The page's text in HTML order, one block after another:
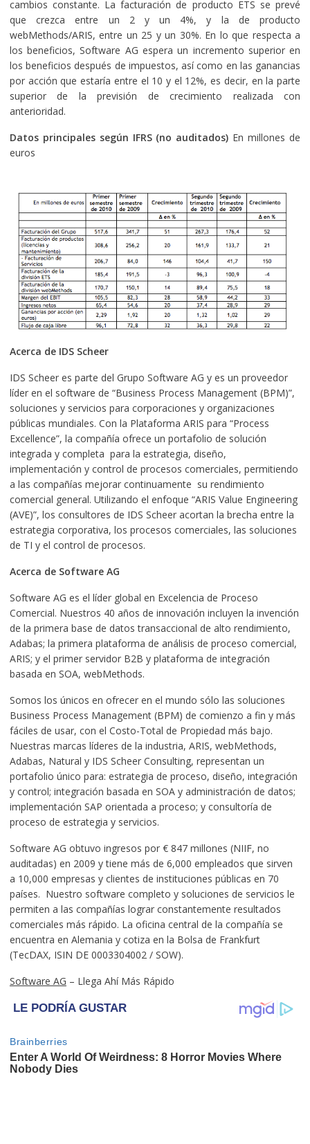
cambios constante. La facturación de producto ETS se prevé
que crezca entre un 2 y un 4%, y la de producto
webMethods/ARIS, entre un 25 y un 30%. En lo que respecta a
los beneficios, Software AG espera un incremento superior en
los beneficios después de impuestos, así como en las ganancias
por acción que estaría entre el 10 y el 12%, es decir, en la parte
superior de la previsión de crecimiento realizada con
anterioridad.
Datos principales según IFRS (no auditados) En millones de
euros
Acerca de IDS Scheer
IDS Scheer es parte del Grupo Software AG y es un proveedor
líder en el software de “Business Process Management (BPM)”,
soluciones y servicios para corporaciones y organizaciones
públicas mundiales. Con la Plataforma ARIS para “Process
Excellence”, la compañía ofrece un portafolio de solución
integrada y completa para la estrategia, diseño,
implementación y control de procesos comerciales, permitiendo
a las compañías mejorar continuamente su rendimiento
comercial general. Utilizando el enfoque “ARIS Value Engineering
(AVE)”, los consultores de IDS Scheer acortan la brecha entre la
estrategia corporativa, los procesos comerciales, las soluciones
de TI y el control de procesos.
Acerca de Software AG
Software AG es el líder global en Excelencia de Proceso
Comercial. Nuestros 40 años de innovación incluyen la invención
de la primera base de datos transaccional de alto rendimiento,
Adabas; la primera plataforma de análisis de proceso comercial,
ARIS; y el primer servidor B2B y plataforma de integración
basada en SOA, webMethods.
Somos los únicos en ofrecer en el mundo sólo las soluciones
Business Process Management (BPM) de comienzo a fin y más
fáciles de usar, con el Costo-Total de Propiedad más bajo.
Nuestras marcas líderes de la industria, ARIS, webMethods,
Adabas, Natural y IDS Scheer Consulting, representan un
portafolio único para: estrategia de proceso, diseño, integración
y control; integración basada en SOA y administración de datos;
implementación SAP orientada a proceso; y consultoría de
proceso de estrategia y servicios.
Software AG obtuvo ingresos por € 847 millones (NIIF, no
auditadas) en 2009 y tiene más de 6,000 empleados que sirven
a 10,000 empresas y clientes de instituciones públicas en 70
países. Nuestro software completo y soluciones de servicios le
permiten a las compañías lograr constantemente resultados
comerciales más rápido. La oficina central de la compañía se
encuentra en Alemania y cotiza en la Bolsa de Frankfurt
(TecDAX, ISIN DE 0003304002 / SOW).
Software AG – Llega Ahí Más Rápido